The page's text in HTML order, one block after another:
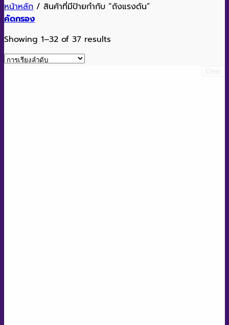
หน้าหลัก / สินค้าที่มีป้ายกำกับ “ถังแรงดัน”
คัดกรอง
Showing 1–32 of 37 results